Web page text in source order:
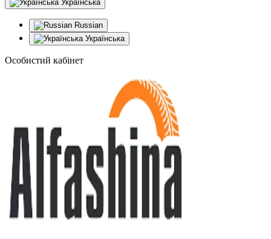
Українська
Russian
Українська
Особистий кабінет